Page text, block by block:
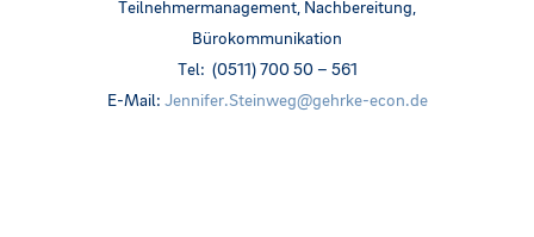
Teilnehmermanagement, Nachbereitung,
Bürokommunikation
Tel: (0511) 700 50 – 561
E-Mail: Jennifer.Steinweg@gehrke-econ.de